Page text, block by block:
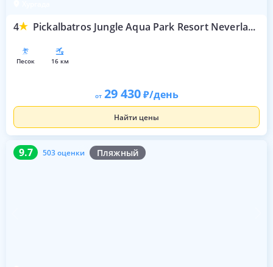
4 Pickalbatros Jungle Aqua Park Resort Neverland Hurghada
песок 16 км
от 29 430 /день
Найти цены
9.7 503 оценки Пляжный
9.7 503 оценки